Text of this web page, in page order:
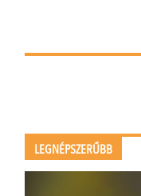
LEGNÉPSZERŰBB